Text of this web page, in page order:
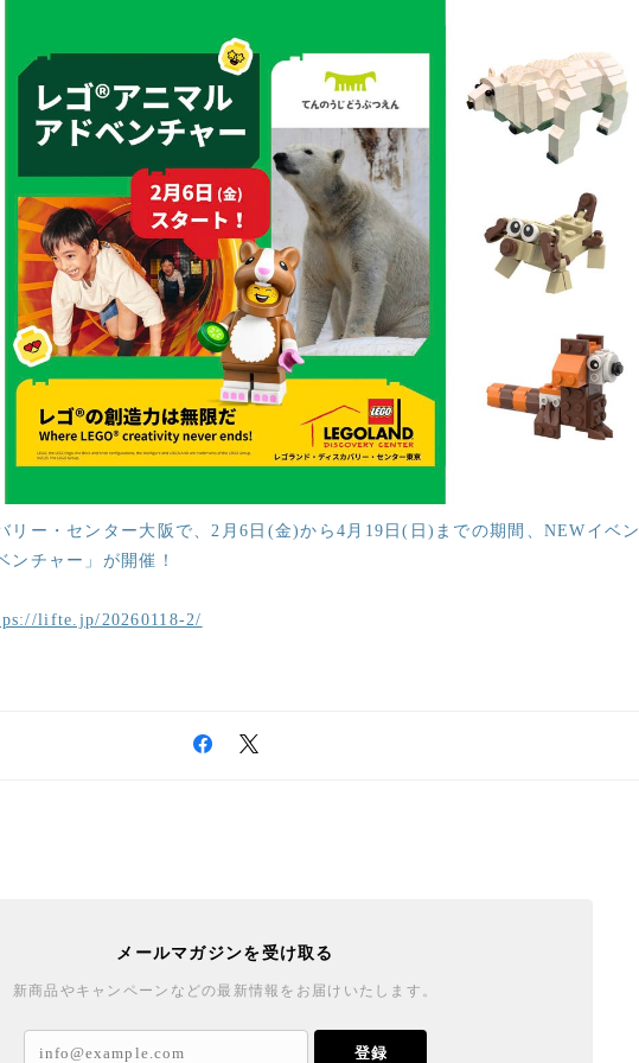
リー・センター大阪で、2月6日(金)から4月19日(日)までの期間、NEWイベン
ンチャー」が開催！
lifte.jp/20260118-2/
メールマガジンを受け取る
新商品やキャンペーンなどの最新情報をお届けいたします。
登録